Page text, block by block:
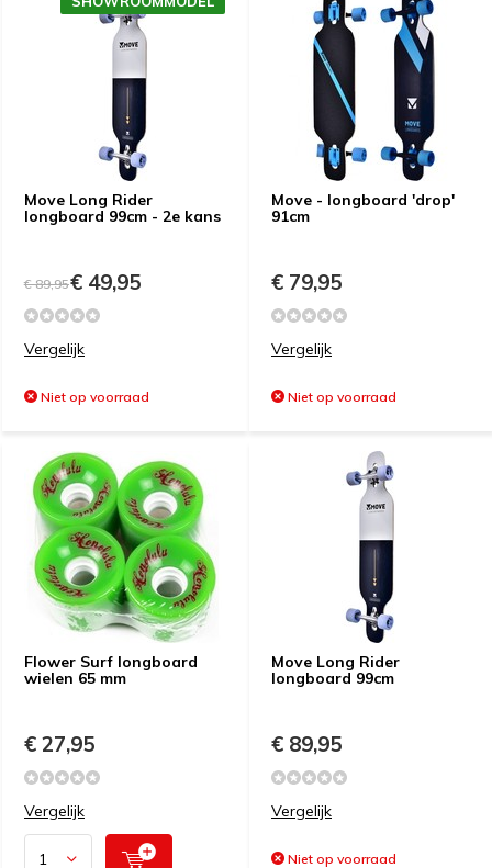
Move Long Rider
longboard 99cm - 2e kans
€ 89,95€ 49,95
Vergelijk
Niet op voorraad
Move - longboard 'drop'
91cm
€ 79,95
Vergelijk
Niet op voorraad
Flower Surf longboard
wielen 65 mm
€ 27,95
Vergelijk
Move Long Rider
longboard 99cm
€ 89,95
Vergelijk
Niet op voorraad